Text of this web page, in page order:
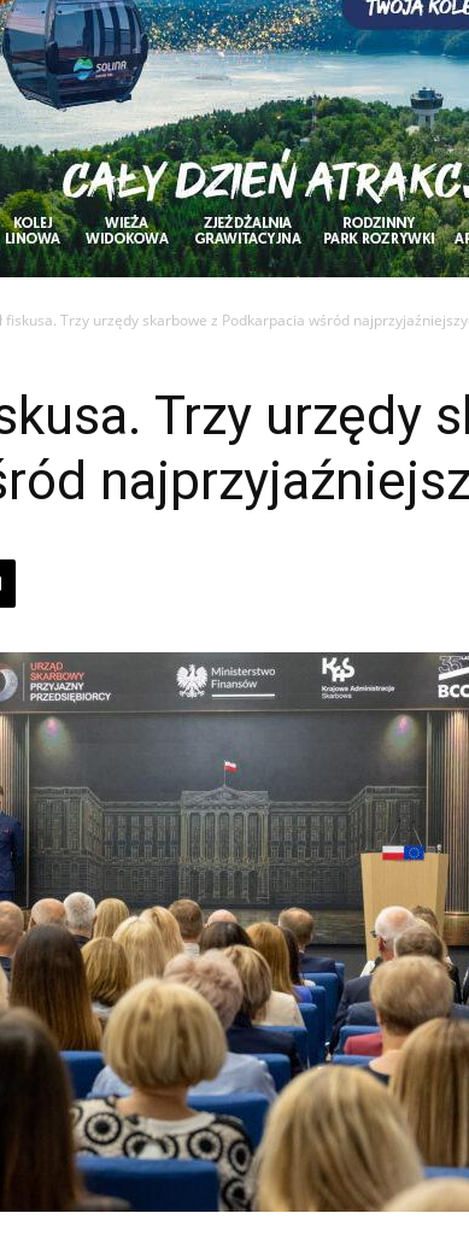
fiskusa. Trzy urzędy skarbowe z Podkarpacia wśród
Trzy urzędy